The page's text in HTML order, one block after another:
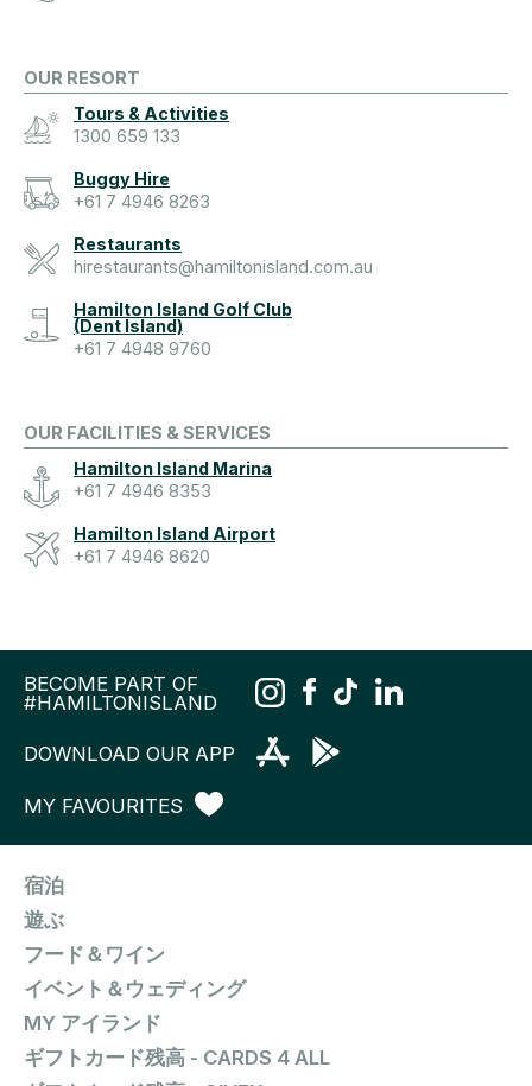
OUR RESORT
Tours & Activities
1300 659 133
Buggy Hire
+61 7 4946 8263
Restaurants
hirestaurants@hamiltonisland.com.au
Hamilton Island Golf Club
(Dent Island)
+61 7 4948 9760
OUR FACILITIES & SERVICES
Hamilton Island Marina
+61 7 4946 8353
Hamilton Island Airport
+61 7 4946 8620
BECOME PART OF
#HAMILTONISLAND
DOWNLOAD OUR APP
MY FAVOURITES
宿泊
遊ぶ
フード＆ワイン
イベント＆ウェディング
MY アイランド
ギフトカード残高 - CARDS 4 ALL